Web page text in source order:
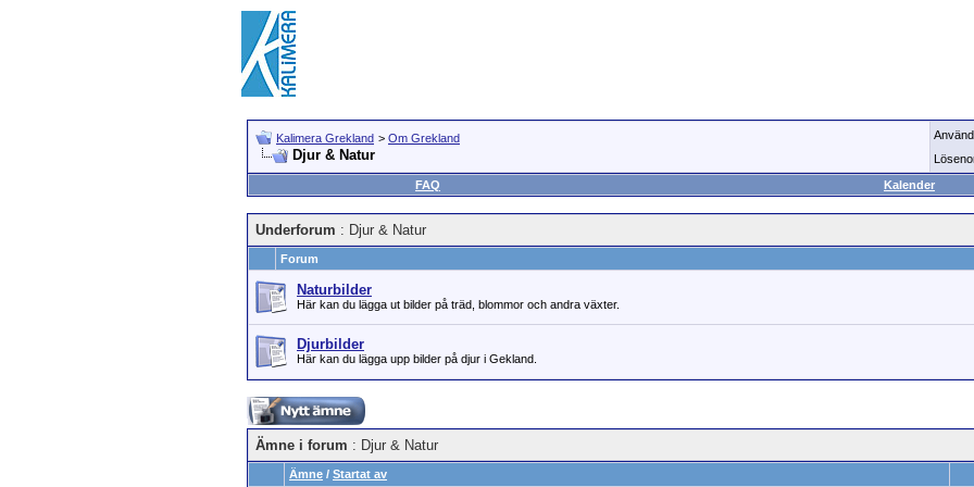
Kalimera Grekland > Om Grekland
Djur & Natur
FAQ
Kalender
Underforum : Djur & Natur
Forum
Naturbilder
Här kan du lägga ut bilder på träd, blommor och andra växter.
Djurbilder
Här kan du lägga upp bilder på djur i Gekland.
Ämne i forum : Djur & Natur
Ämne / Startat av